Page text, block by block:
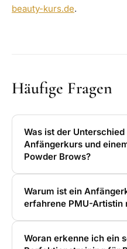
beauty-kurs.de.
Häufige Fragen
Was ist der
Anfängerkurs und
Powder Brows?
Warum ist ein
erfahrene PMU-Artistin
Woran erkenne ich ein